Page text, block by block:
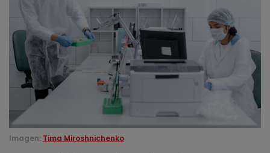
Imagen: Tima Miroshnichenko